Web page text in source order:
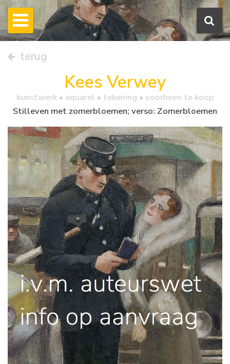
terug
Kees Verwey
kunstwerk • aquarel • tekening • voorheen te koop
Stilleven met zomerbloemen; verso: Zomerbloemen